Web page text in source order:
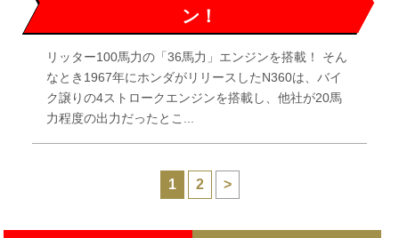
ン！
リッター100馬力の「36馬力」エンジンを搭載！ そん
なとき1967年にホンダがリリースしたN360は、バイ
ク譲りの4ストロークエンジンを搭載し、他社が20馬
力程度の出力だったとこ...
1 2 >